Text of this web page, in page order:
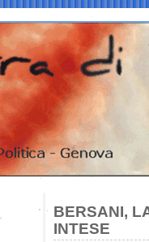
BERSANI,
INTESE